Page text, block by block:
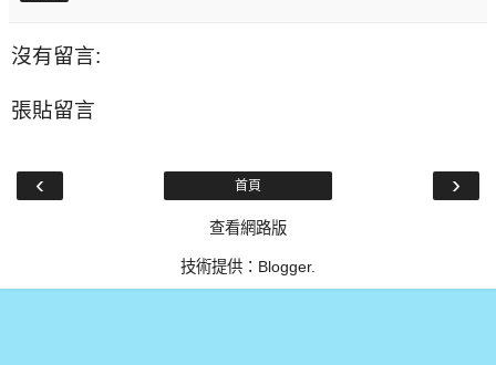
沒有留言:
張貼留言
‹ ›
首頁
查看網路版
技術提供： Blogger.